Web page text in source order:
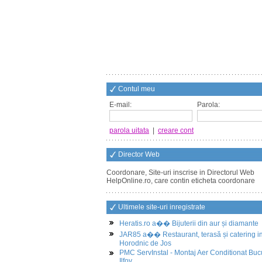
Contul meu
E-mail:
Parola:
parola uitata creare cont
Director Web
Coordonare, Site-uri inscrise in Directorul Web
HelpOnline.ro, care contin eticheta coordonare
Ultimele site-uri inregistrate
Heratis.ro a�� Bijuterii din aur și diamante
JAR85 a�� Restaurant, terasă și catering in
Horodnic de Jos
PMC ServInstal - Montaj Aer Conditionat